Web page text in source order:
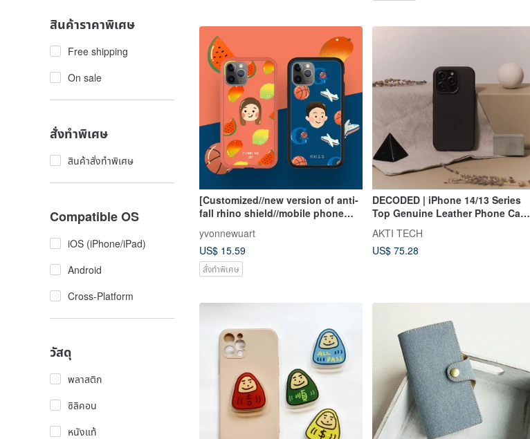
สินค้าราคาพิเศษ
Free shipping
On sale
สั่งทำพิเศษ
สินค้าสั่งทำพิเศษ
Compatible OS
iOS (iPhone/iPad)
Android
Cross-Platform
วัสดุ
พลาสติก
ซิลิคอน
หนังแท้
[Customized//new version of anti-
fall rhino shield//mobile phone
objects
yvonnewuart
US$ 15.59
สั่งทำพิเศษ
DECODED | iPhone 14/13 Series
Top Genuine Leather Phone Case
AKTI TECH
US$ 75.28